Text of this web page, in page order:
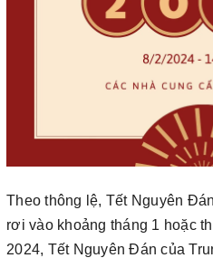
Theo thông lệ, Tết Nguyên
rơi vào khoảng tháng 1 hoặc
2024, Tết Nguyên Đán của